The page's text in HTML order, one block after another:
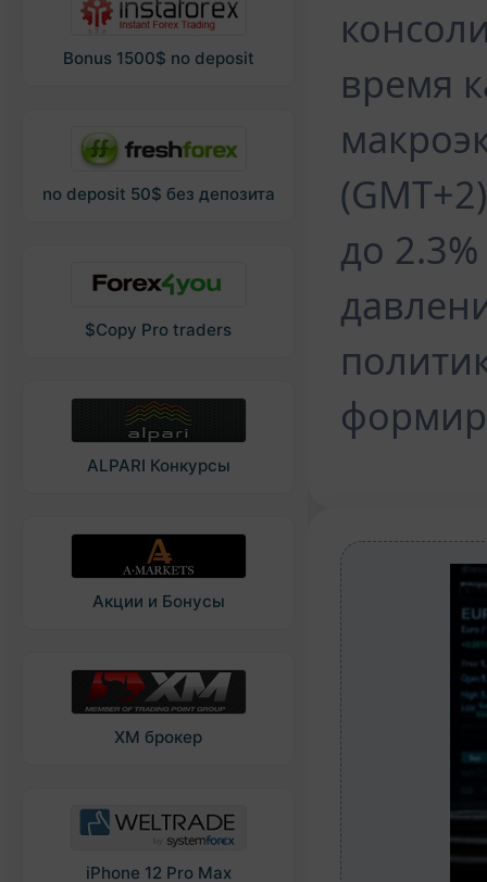
Bonus 1500$ no deposit
no deposit 50$ без депозита
$Copy Pro traders
ALPARI Конкурсы
Акции и Бонусы
XM брокер
iPhone 12 Pro Max
время
до